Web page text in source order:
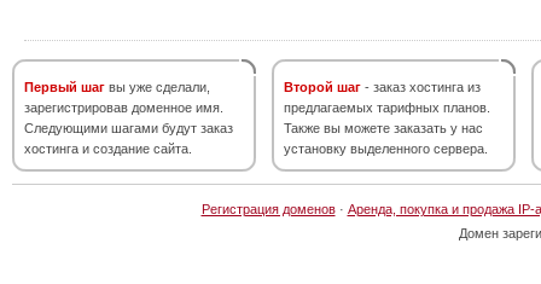
Первый шаг вы уже сделали,
зарегистрировав доменное имя.
Следующими шагами будут заказ
хостинга и создание сайта.
Второй шаг - заказ хостинга из
предлагаемых тарифных планов.
Также вы можете заказать у нас
установку выделенного сервера.
Регистрация доменов· Аренда, покупка и продажа IP-
Домен